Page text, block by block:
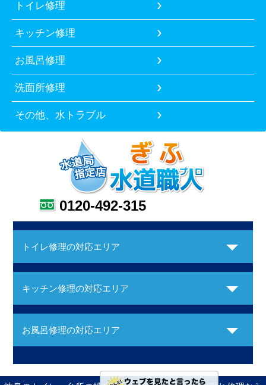
トイレ修理
キッチン修理
お風呂修理
洗面所修理
その他、水トラブル
0120-492-315
トイレ修理の対応エリア
キッチン修理の対応エリア
お風呂修理の対応エリア